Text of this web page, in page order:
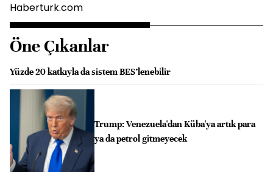
Haberturk.com
Öne Çıkanlar
Yüzde 20 katkıyla da sistem BES’lenebilir
Trump: Venezuela'dan Küba'ya artık para
ya da petrol gitmeyecek